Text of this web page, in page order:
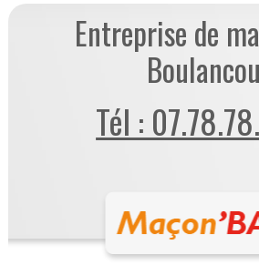
Entreprise de
Tél :